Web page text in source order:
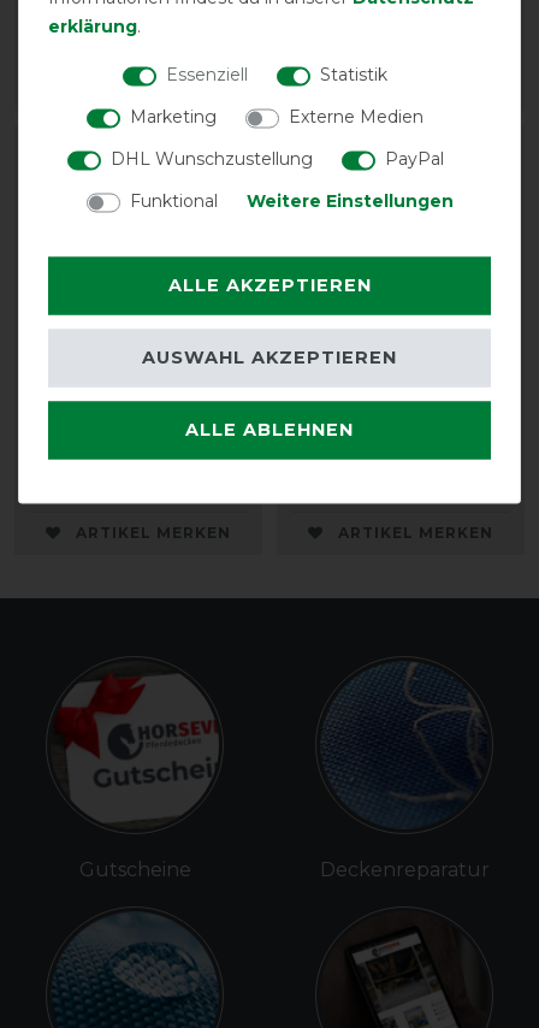
Cornwell (1200D)
ARTIKEL MERKEN
-10%
Weatherbeeta Beingurte
7,85 € *
ARTIKEL MERKEN
-10%
QHP Elastischer
Deckengurt
vorher 8,90 €
ARTIKEL MERKEN
Gutscheine Deckenreparatur
erklärung.
Essenziell
Statistik
Marketing
Externe Medien
DHL Wunschzustellung
PayPal
Funktional
Weitere Einstellungen
ALLE AKZEPTIEREN
ALLE ABLEHNEN
AUSWAHL AKZEPTIEREN